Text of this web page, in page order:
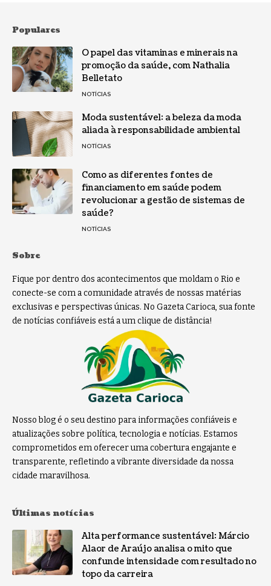
Populares
O papel das vitaminas e minerais na
promoção da saúde, com Nathalia
Belletato
NOTÍCIAS
Moda sustentável: a beleza da moda
aliada à responsabilidade ambiental
NOTÍCIAS
Como as diferentes fontes de
financiamento em saúde podem
revolucionar a gestão de sistemas de
saúde?
NOTÍCIAS
Sobre
Fique por dentro dos acontecimentos que moldam o Rio e
conecte-se com a comunidade através de nossas matérias
exclusivas e perspectivas únicas. No Gazeta Carioca, sua fonte
de notícias confiáveis está a um clique de distância!
Nosso blog é o seu destino para informações confiáveis e
atualizações sobre política, tecnologia e notícias. Estamos
comprometidos em oferecer uma cobertura engajante e
transparente, refletindo a vibrante diversidade da nossa
cidade maravilhosa.
Últimas notícias
Alta performance sustentável: Márcio
Alaor de Araújo analisa o mito que
confunde intensidade com resultado no
topo da carreira